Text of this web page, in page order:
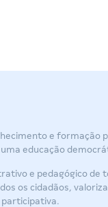
e formação
educação
e pedagógico de
os cidadãos,